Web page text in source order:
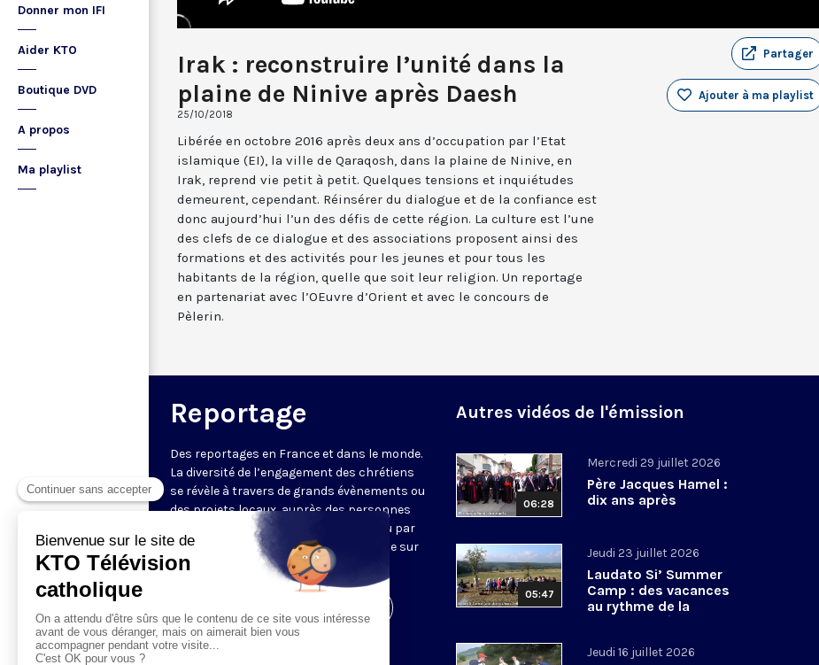
Donner mon IFI
Aider KTO
Boutique DVD
A propos
Ma playlist
Irak : reconstruire l’unité dans la
plaine de Ninive après Daesh
25/10/2018
Partager
Ajouter à ma playlist
Libérée en octobre 2016 après deux ans d’occupation par l’Etat
islamique (EI), la ville de Qaraqosh, dans la plaine de Ninive, en
Irak, reprend vie petit à petit. Quelques tensions et inquiétudes
demeurent, cependant. Réinsérer du dialogue et de la confiance est
donc aujourd’hui l’un des défis de cette région. La culture est l’une
des clefs de ce dialogue et des associations proposent ainsi des
formations et des activités pour les jeunes et pour tous les
habitants de la région, quelle que soit leur religion. Un reportage
en partenariat avec l’OEuvre d’Orient et avec le concours de
Pèlerin.
Reportage
Des reportages en France et dans le monde.
La diversité de l’engagement des chrétiens
se révèle à travers de grands évènements ou
des projets locaux, auprès des personnes
fragiles, au service du Bien commun ou par
l’évangélisation. Un regard d’espérance sur
le monde.
Autres vidéos de l'émission
06:28
Mercredi 29 juillet 2026
Père Jacques Hamel :
dix ans après
05:47
Jeudi 23 juillet 2026
Laudato Si’ Summer
Camp : des vacances
au rythme de la
conversion écologique
Jeudi 16 juillet 2026